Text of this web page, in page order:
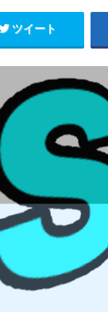
ツイート